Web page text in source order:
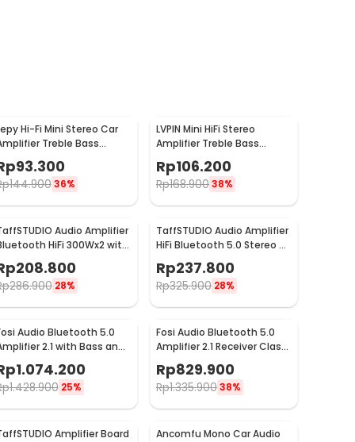
Hi-Fi Mini Stereo Car
Treble Bass
Booster - AK-170
93.300
144.900 36%
LVPIN Mini HiFi Stereo
Amplifier Treble Bass
Booster 12V - ST-838
Rp106.200
Rp168.90038%
Audio Amplifier
HiFi 300Wx2 with
Remote Control - BT-198E
208.800
286.900 28%
TaffSTUDIO Audio Amplifier
HiFi Bluetooth 5.0 Stereo 2
Channel 800W - BT-309A
Rp237.800
Rp325.900 28%
Audio Bluetooth 5.0
2.1 with Bass and
1.074.200
1.428.900 25%
Fosi Audio Bluetooth 5.0
Amplifier 2.1 Receiver Class
D 2x160W - BL20C
Rp829.900
Rp1.335.90038%
Amplifier Board
Ancomfu Mono Car Audio